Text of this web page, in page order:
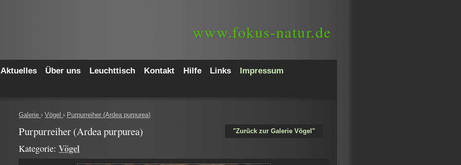
www.fokus-natur.de
Aktuelles Über uns Leuchttisch Kontakt Hilfe Links
Impressum
Galerie›Vögel› Purpurreiher (Ardea purpurea)
"Zurück zur Galerie Vögel"
Purpurreiher (Ardea purpurea)
Kategorie:Vögel